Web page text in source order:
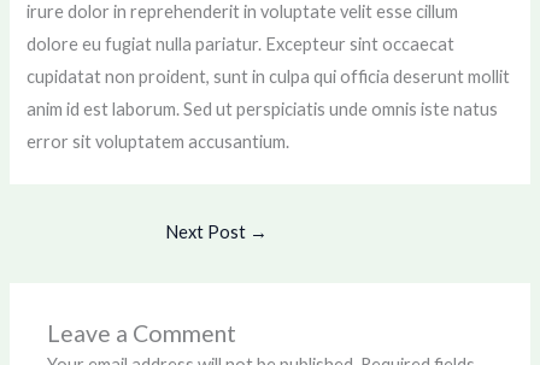
irure dolor in reprehenderit in voluptate velit esse cillum
dolore eu fugiat nulla pariatur. Excepteur sint occaecat
cupidatat non proident, sunt in culpa qui officia deserunt mollit
anim id est laborum. Sed ut perspiciatis unde omnis iste natus
error sit voluptatem accusantium.
Next Post →
Leave a Comment